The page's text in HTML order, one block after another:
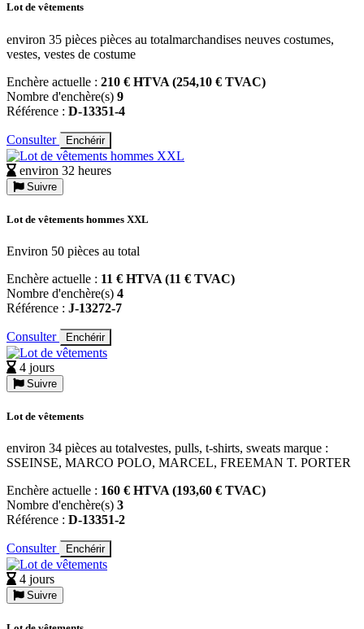
Lot de vêtements
environ 35 pièces pièces au totalmarchandises neuves costumes,
vestes, vestes de costume
Enchère actuelle : 210 € HTVA (254,10 € TVAC)
Nombre d'enchère(s) 9
Référence : D-13351-4
Consulter Enchérir
environ 32 heures
Suivre
Lot de vêtements hommes XXL
Environ 50 pièces au total
Enchère actuelle : 11 € HTVA (11 € TVAC)
Nombre d'enchère(s) 4
Référence : J-13272-7
Consulter Enchérir
4 jours
Suivre
Lot de vêtements
environ 34 pièces au totalvestes, pulls, t-shirts, sweats marque :
SSEINSE, MARCO POLO, MARCEL, FREEMAN T. PORTER
Enchère actuelle : 160 € HTVA (193,60 € TVAC)
Nombre d'enchère(s) 3
Référence : D-13351-2
Consulter Enchérir
4 jours
Suivre